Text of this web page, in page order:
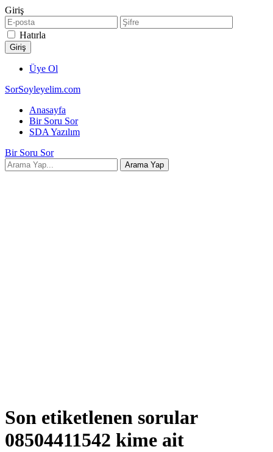
Giriş
Hatırla
Üye Ol
SorSoyleyelim.com
Anasayfa
Bir Soru Sor
SDA Yazılım
Bir Soru Sor
Son etiketlenen sorular
08504411542 kime ait